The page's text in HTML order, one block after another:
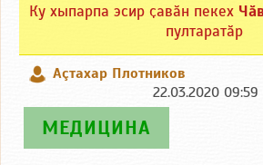
Ку хыпарпа эсир ҫавӑн пекех
пултаратӑр
Аçтахар Плотников
22.03.2020
МЕДИЦИНА